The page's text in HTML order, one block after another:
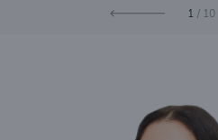
1 / 10